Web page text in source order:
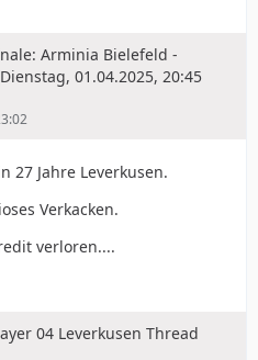
Arminia Bielefeld -
01.04.2025, 20:45
27 Jahre Leverkusen.
Verkacken.
verloren....
04 Leverkusen Thread